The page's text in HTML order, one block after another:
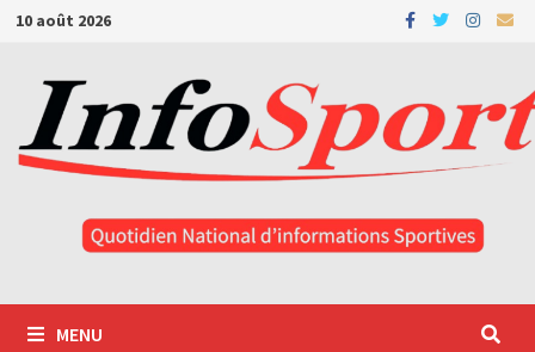
Passer
contenu
10 août 2026
MENU